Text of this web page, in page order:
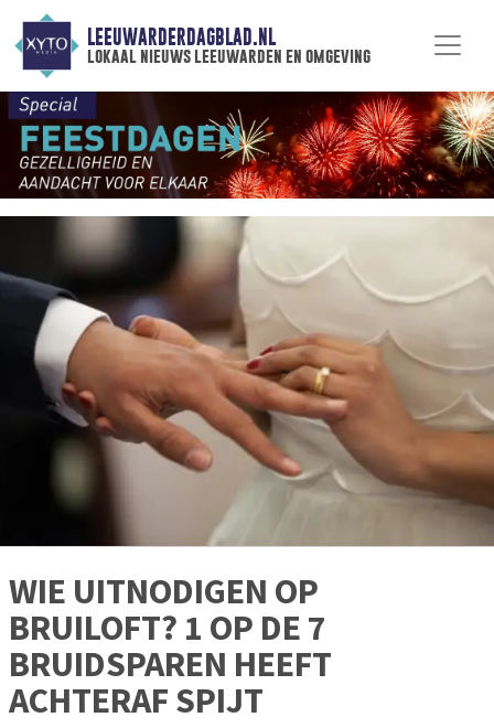
LEEUWARDERDAGBLAD.NL
lokaal nieuws leeuwarden en omgeving
WIE UITNODIGEN OP
BRUILOFT? 1 OP DE 7
BRUIDSPAREN HEEFT
ACHTERAF SPIJT